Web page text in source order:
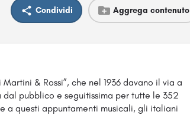
Condividi Aggrega contenuto
& Rossi”, che nel 1936 davano il via a
pubblico e seguitissima per tutte le 352
a questi appuntamenti musicali, gli italiani